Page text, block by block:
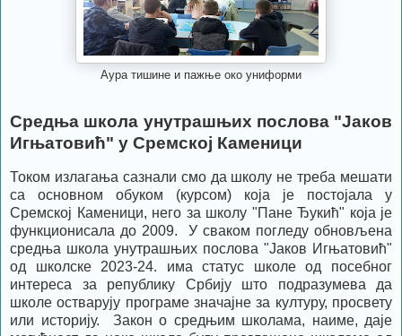
Аура тишине и пажње око униформи
Средња школа унутрашњих послова "Јаков
Игњатовић" у Сремској Каменици
Током излагања сазнали смо да школу не треба мешати
са основном обуком (курсом) која је постојала у
Сремској Каменици, него за школу "Пане Ђукић" која је
функционисала до 2009. У сваком погледу обновљена
средња школа унутрашњих послова "Јаков Игњатовић"
од школске 2023-24. има статус школе од посебног
интереса за републику Србију што подразумева да
школе остварују програме значајне за културу, просвету
или историју. Закон о средњим школама, наиме, даје